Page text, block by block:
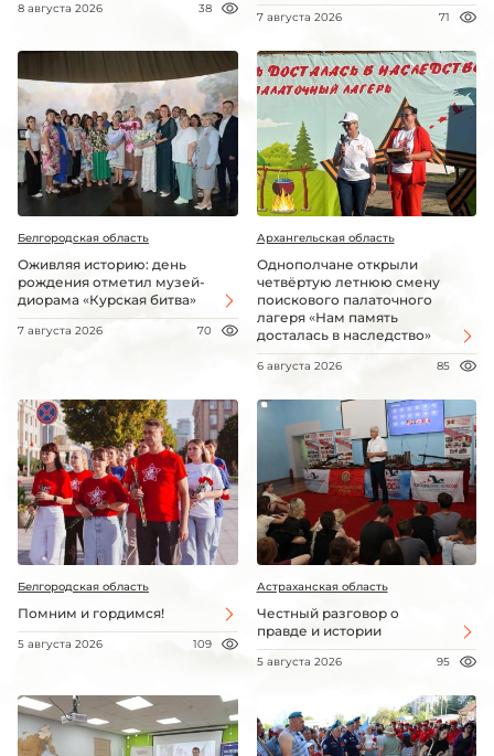
8 августа 2026 38
7 августа 2026 71
Белгородская область
Оживляя историю: день
рождения отметил музей-
диорама «Курская битва»
7 августа 2026 70
Архангельская область
Однополчане открыли
четвёртую летнюю смену
поискового палаточного
лагеря «Нам память
досталась в наследство»
6 августа 2026 85
Белгородская область
Помним и гордимся!
5 августа 2026 109
Астраханская область
Честный разговор о
правде и истории
5 августа 2026 95